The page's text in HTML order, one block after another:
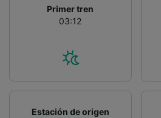
Primer tren
03:12
Estación de origen